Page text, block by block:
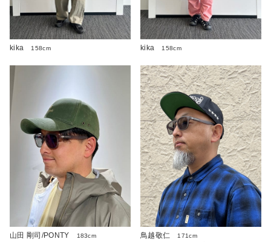
kika 158cm kika 158cm
山田 剛司/PONTY
183cm
鳥越敬仁
171cm